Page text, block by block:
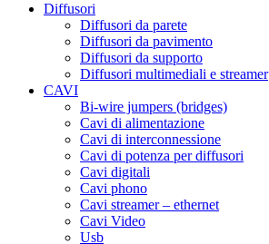
Diffusori
Diffusori da parete
Diffusori da pavimento
Diffusori da supporto
Diffusori multimediali e streamer
CAVI
Bi-wire jumpers (bridges)
Cavi di alimentazione
Cavi di interconnessione
Cavi di potenza per diffusori
Cavi digitali
Cavi phono
Cavi streamer – ethernet
Cavi Video
Usb